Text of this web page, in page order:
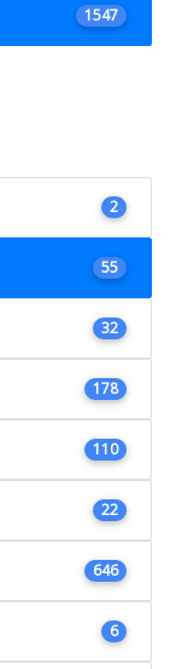
1547
2
55
32
178
110
22
646
6